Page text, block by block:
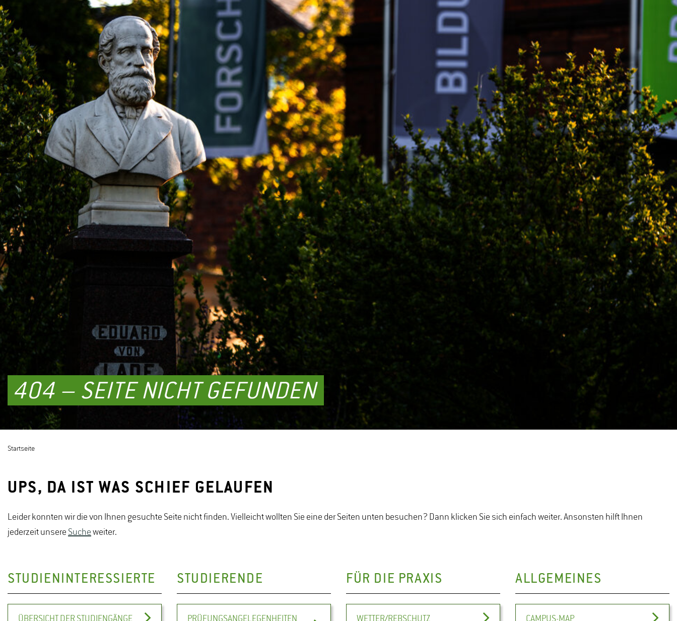
404 – SEITE NICHT GEFUNDEN
Startseite
UPS, DA IST WAS SCHIEF GELAUFEN
Leider konnten wir die von Ihnen gesuchte Seite nicht finden. Vielleicht wollten Sie eine der Seiten unten besuchen? Dann klicken Sie sich einfach weiter. Ansonsten hilft Ihnen
jederzeit unsere Suche weiter.
STUDIENINTERESSIERTE
ÜBERSICHT DER STUDIENGÄNGE
STUDIERENDE
PRÜFUNGSANGELEGENHEITEN
FÜR DIE PRAXIS
WETTER/REBSCHUTZ
ALLGEMEINES
CAMPUS-MAP